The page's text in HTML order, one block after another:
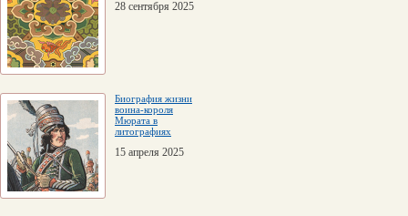
28 сентября 2025
Биография жизни
воина-короля
Мюрата в
литографиях
15 апреля 2025